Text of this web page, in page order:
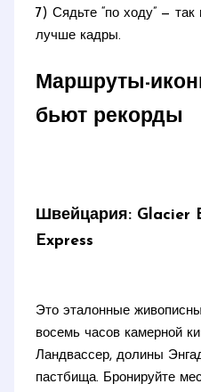
7) Сядьте “по ходу” —
лучше кадры.
Маршруты-
бьют рекорды
Швейцария: Glacier
Express
Это эталонные
восемь часов камерной
Ландвассер, долины
пастбища. Бронируйте